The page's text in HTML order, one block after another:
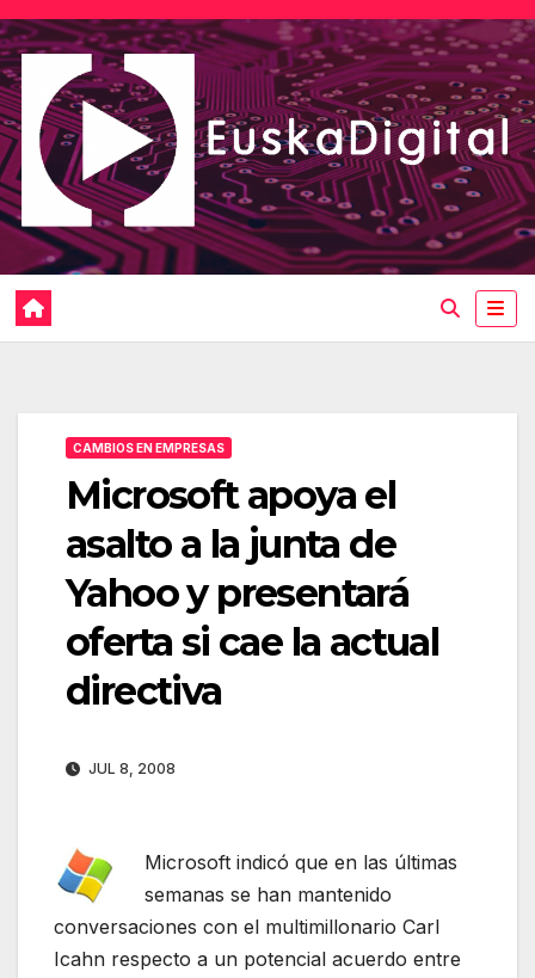
Saltar
al
contenido
CAMBIOS EN EMPRESAS
Microsoft apoya el
asalto a la junta de
Yahoo y presentará
oferta si cae la actual
directiva
JUL 8, 2008
Microsoft indicó que en las últimas
semanas se han mantenido
conversaciones con el multimillonario Carl
Icahn respecto a un potencial acuerdo entre